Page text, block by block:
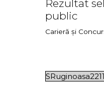
Rezultat
public
Carieră și